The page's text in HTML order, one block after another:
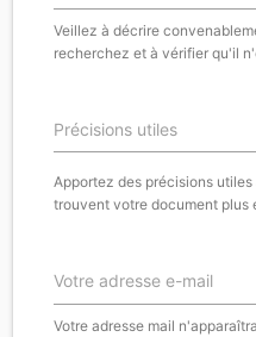
Veillez à décrire
recherchez et à vérifier qu'il
Précisions utiles
Apportez des précisions
trouvent votre document plus
Votre adresse e-mail
Votre adresse mail